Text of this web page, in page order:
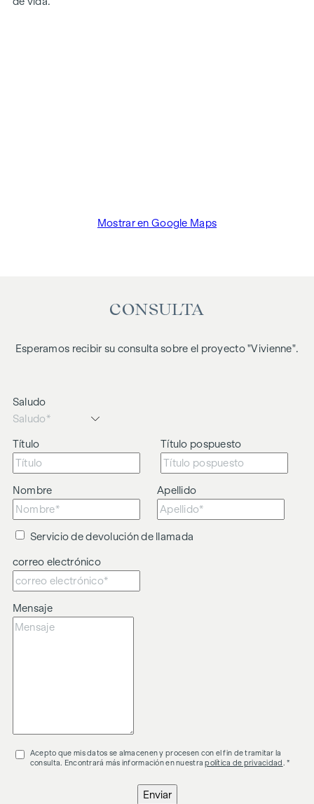
Mostrar en Google Maps
CONSULTA
Esperamos recibir su consulta sobre el proyecto "Vivienne".
Saludo
Título Título pospuesto
Nombre Apellido
Servicio de devolución de llamada
correo electrónico
Mensaje
Acepto que mis datos se almacenen y procesen con el fin de tramitar la
consulta. Encontrará más información en nuestrapolítica de privacidad . *
Enviar